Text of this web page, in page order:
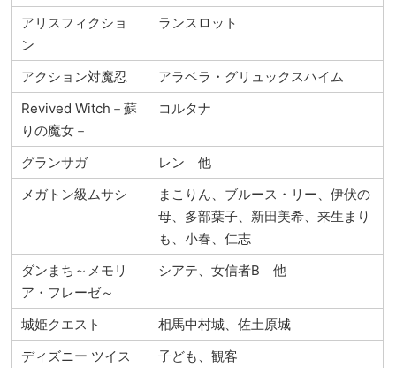
アリスフィクショ
ン
ランスロット
アクション対魔忍
アラベラ・グリュックスハイム
Revived Witch－蘇
りの魔女－
コルタナ
グランサガ
レン 他
メガトン級ムサシ
まこりん、ブルース・リー、伊伏の
母、多部葉子、新田美希、来生まり
も、小春、仁志
ダンまち～メモリ
ア・フレーゼ～
シアテ、女信者B 他
城姫クエスト
相馬中村城、佐土原城
ディズニー ツイス
子ども、観客